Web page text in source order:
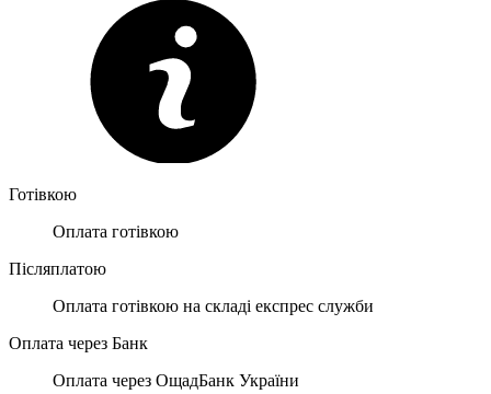
Готівкою
Оплата готівкою
Післяплатою
Оплата готівкою на складі експрес служби
Оплата через Банк
Оплата через ОщадБанк України